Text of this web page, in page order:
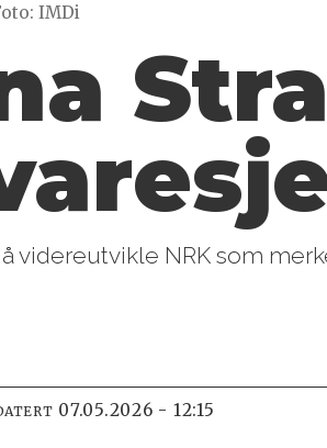
IMDi
videreutvikle NRK som
07.05.2026 - 12:15